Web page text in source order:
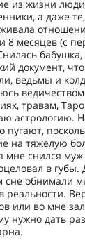
из жизни
а даже
8 месяцев (с
документ,
ведьмы и
травам,
астрологию.
пугают,
на тяжёлую
мне снился
в губы.
сне обнимали
реальности.
или во мне
нужно дать